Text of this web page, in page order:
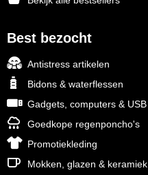
Best bezocht
Antistress artikelen
Bidons & waterflessen
Gadgets, computers & USB
Goedkope regenponcho's
Promotiekleding
Mokken, glazen & keramiek